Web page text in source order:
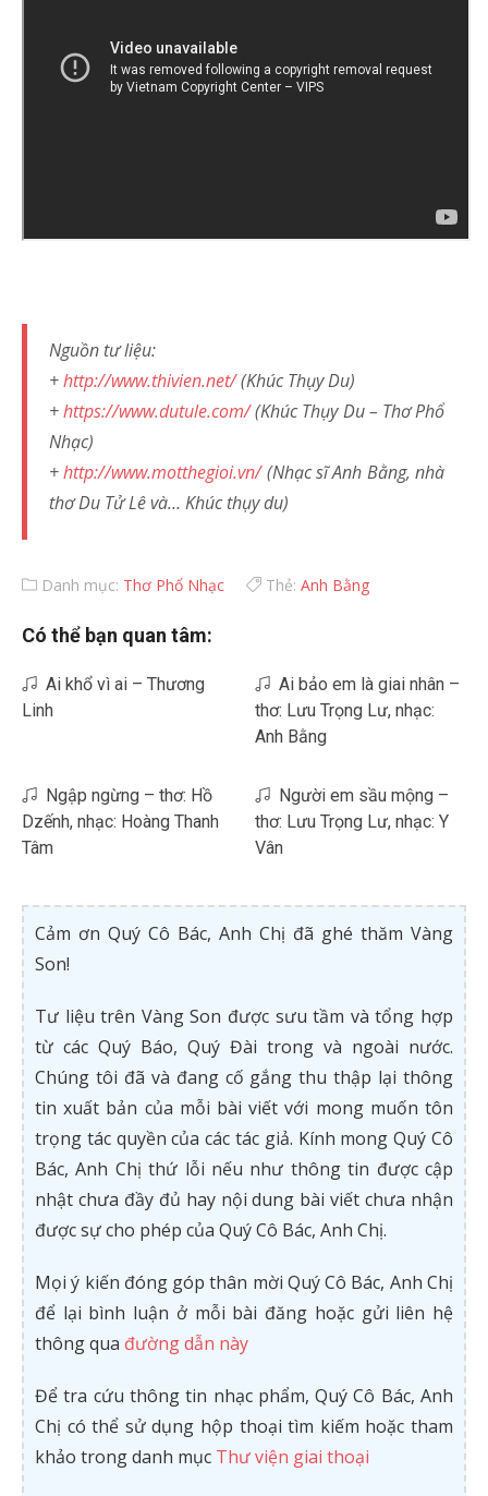
Nguồn tư liệu:
+http://www.thivien.net/(Khúc Thụy Du)
+https://www.dutule.com/(Khúc Thụy Du – Thơ Phổ
Nhạc)
+http://www.motthegioi.vn/(Nhạc sĩ Anh Bằng, nhà
thơ Du Tử Lê và… Khúc thụy du)
Danh mục: Thơ Phổ Nhạc Thẻ: Anh Bằng
Có thể bạn quan tâm:
Ai khổ vì ai – Thương
Linh
Ai bảo em là giai nhân –
thơ: Lưu Trọng Lư, nhạc:
Anh Bằng
Ngập ngừng – thơ: Hồ
Dzếnh, nhạc: Hoàng Thanh
Tâm
Người em sầu mộng –
thơ: Lưu Trọng Lư, nhạc: Y
Vân
Cảm ơn Quý Cô Bác, Anh Chị đã ghé thăm Vàng
Son!
Tư liệu trên Vàng Son được sưu tầm và tổng hợp
từ các Quý Báo, Quý Đài trong và ngoài nước.
Chúng tôi đã và đang cố gắng thu thập lại thông
tin xuất bản của mỗi bài viết với mong muốn tôn
trọng tác quyền của các tác giả. Kính mong Quý Cô
Bác, Anh Chị thứ lỗi nếu như thông tin được cập
nhật chưa đầy đủ hay nội dung bài viết chưa nhận
được sự cho phép của Quý Cô Bác, Anh Chị.
Mọi ý kiến đóng góp thân mời Quý Cô Bác, Anh Chị
để lại bình luận ở mỗi bài đăng hoặc gửi liên hệ
thông qua đường dẫn này
Để tra cứu thông tin nhạc phẩm, Quý Cô Bác, Anh
Chị có thể sử dụng hộp thoại tìm kiếm hoặc tham
khảo trong danh mục Thư viện giai thoại